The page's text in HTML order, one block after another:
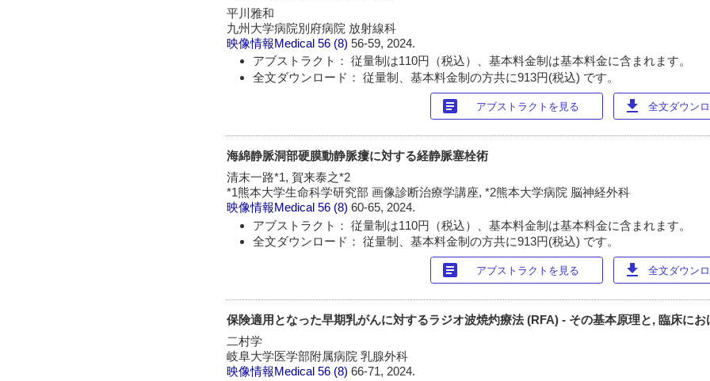
平川雅和
九州大学病院別府病院 放射線科
映像情報Medical 56 (8)56-59, 2024.
アブストラクト： 従量制は110円（税込）、基本料金制は基本料金に含まれます。
全文ダウンロード： 従量制、基本料金制の方共に913円(税込) です。
article アブストラクトを見る download 全文ダウン
海綿静脈洞部硬膜動静脈瘻に対する経静脈塞栓術
清末一路*1, 賀来泰之*2
*1熊本大学生命科学研究部 画像診断治療学講座, *2熊本大学病院 脳神経外科
映像情報Medical 56 (8)60-65, 2024.
アブストラクト： 従量制は110円（税込）、基本料金制は基本料金に含まれます。
全文ダウンロード： 従量制、基本料金制の方共に913円(税込) です。
article アブストラクトを見る download 全文ダウン
保険適用となった早期乳がんに対するラジオ波焼灼療法 (RFA) - その基本原理と, 臨床にお
二村学
岐阜大学医学部附属病院 乳腺外科
映像情報Medical 56 (8)66-71, 2024.